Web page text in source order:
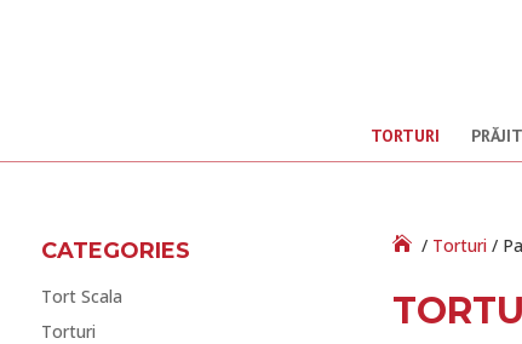
TORTURI
/ Torturi /
CATEGORIES
Tort Scala
Torturi